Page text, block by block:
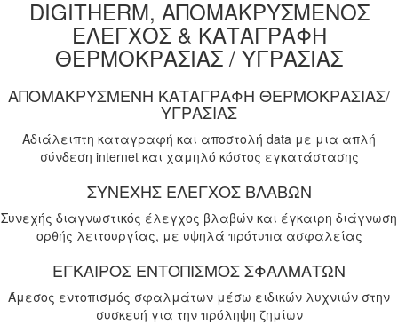
DIGITHERM, ΑΠΟΜΑΚΡΥΣΜΕΝΟΣ
ΕΛΕΓΧΟΣ & ΚΑΤΑΓΡΑΦΗ
ΘΕΡΜΟΚΡΑΣΙΑΣ / ΥΓΡΑΣΙΑΣ
ΑΠΟΜΑΚΡΥΣΜΕΝΗ ΚΑΤΑΓΡΑΦΗ ΘΕΡΜΟΚΡΑΣΙΑΣ/
ΥΓΡΑΣΙΑΣ
Αδιάλειπτη καταγραφή και αποστολή data με μια απλή
σύνδεση internet και χαμηλό κόστος εγκατάστασης
ΣΥΝΕΧΗΣ ΕΛΕΓΧΟΣ ΒΛΑΒΩΝ
Συνεχής διαγνωστικός έλεγχος βλαβών και έγκαιρη διάγνωση
ορθής λειτουργίας, με υψηλά πρότυπα ασφαλείας
ΕΓΚΑΙΡΟΣ ΕΝΤΟΠΙΣΜΟΣ ΣΦΑΛΜΑΤΩΝ
Άμεσος εντοπισμός σφαλμάτων μέσω ειδικών λυχνιών στην
συσκευή για την πρόληψη ζημίων